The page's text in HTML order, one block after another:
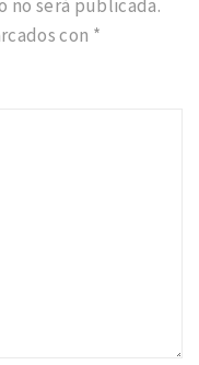
no será publicada.
con *